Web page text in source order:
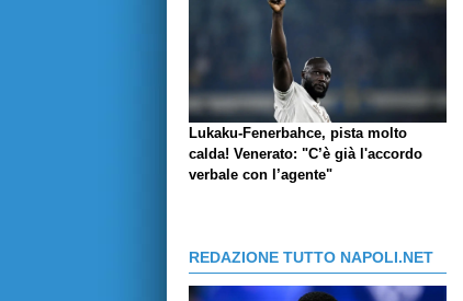
Lukaku-Fenerbahce, pista molto
calda! Venerato: "C’è già l'accordo
verbale con l’agente"
REDAZIONE TUTTO NAPOLI.NET